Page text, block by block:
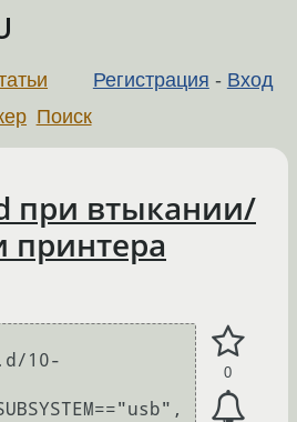
Регистрация - Вход
Поиск
при втыкании/
0
10-